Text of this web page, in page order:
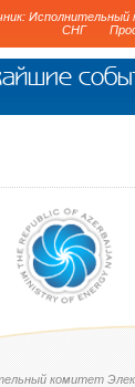
СНГ
комитет